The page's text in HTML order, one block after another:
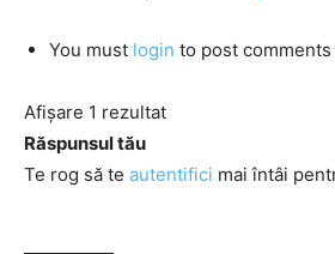
You must login to post comments
Afișare 1 rezultat
Răspunsul tău
Te rog să te autentifici mai întâi